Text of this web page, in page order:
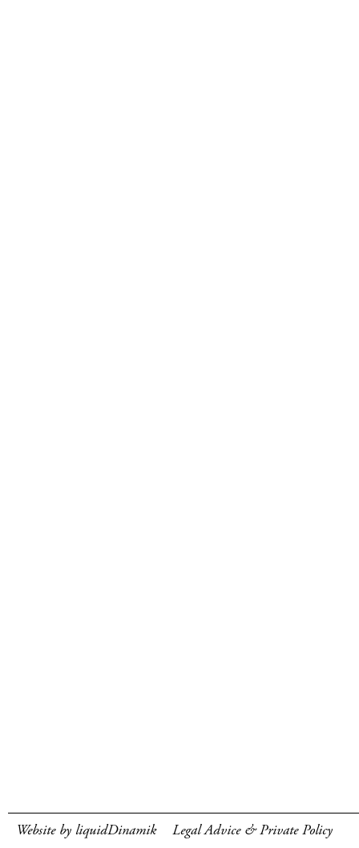
Website by liquidDinamik Legal Advice & Private Policy